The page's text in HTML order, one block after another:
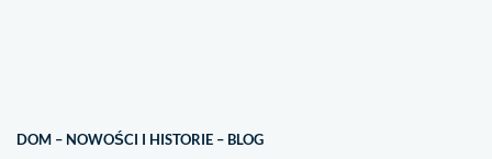
DOM – NOWOŚCI I HISTORIE – BLOG